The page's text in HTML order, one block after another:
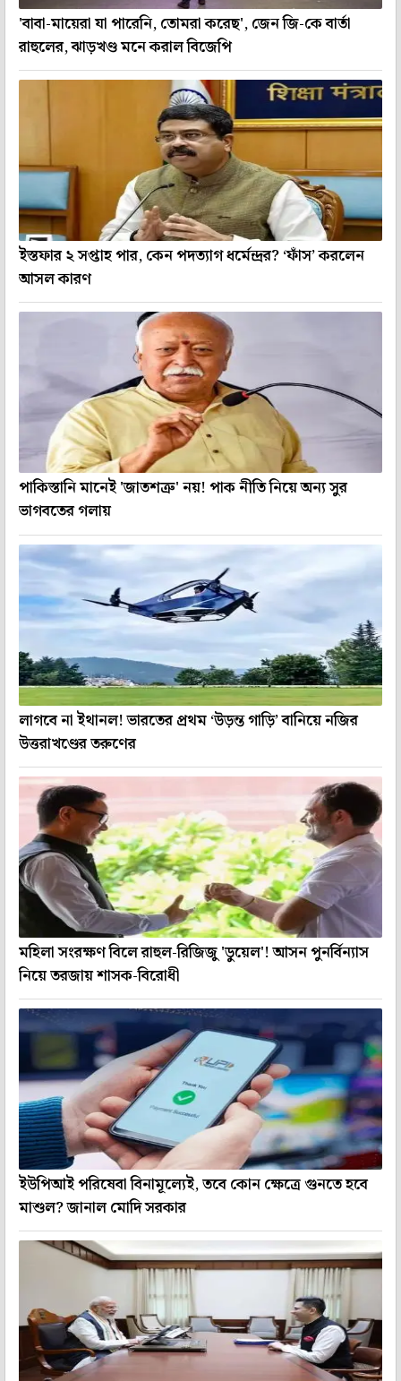
'বাবা-মায়েরা যা পারেনি, তোমরা করেছ', জেন জি-কে বার্তা
রাহুলের, ঝাড়খণ্ড মনে করাল বিজেপি
ইস্তফার ২ সপ্তাহ পার, কেন পদত্যাগ ধর্মেন্দ্রর? ‘ফাঁস’ করলেন
আসল কারণ
পাকিস্তানি মানেই 'জাতশত্রু' নয়! পাক নীতি নিয়ে অন্য সুর
ভাগবতের গলায়
লাগবে না ইথানল! ভারতের প্রথম ‘উড়ন্ত গাড়ি’ বানিয়ে নজির
উত্তরাখণ্ডের তরুণের
মহিলা সংরক্ষণ বিলে রাহুল-রিজিজু 'ডুয়েল'! আসন পুনর্বিন্যাস
নিয়ে তরজায় শাসক-বিরোধী
ইউপিআই পরিষেবা বিনামূল্যেই, তবে কোন ক্ষেত্রে গুনতে হবে
মাশুল? জানাল মোদি সরকার